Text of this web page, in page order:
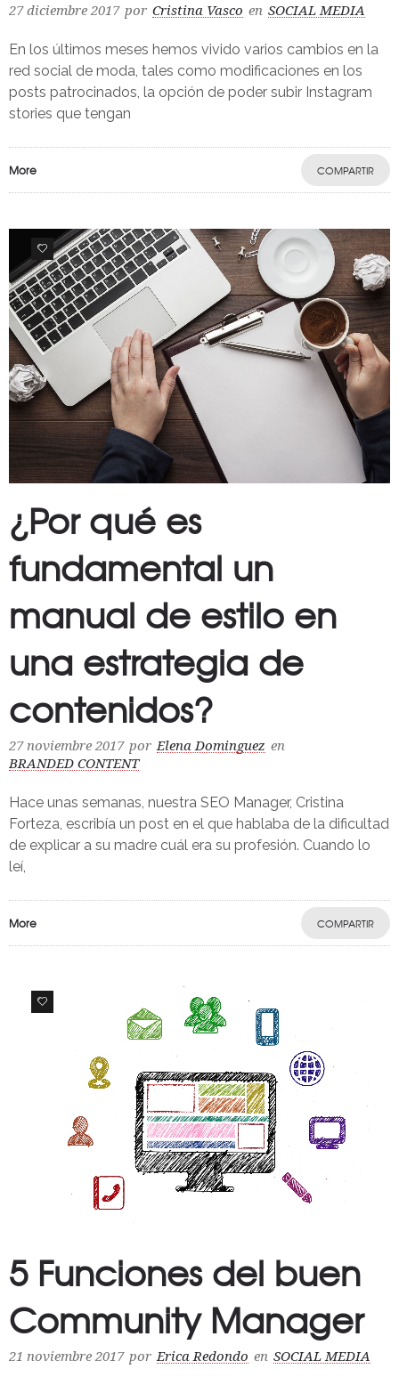
27 diciembre 2017 por Cristina Vasco en SOCIAL MEDIA
En los últimos meses hemos vivido varios cambios en la
red social de moda, tales como modificaciones en los
posts patrocinados, la opción de poder subir Instagram
stories que tengan
More COMPARTIR
0
¿Por qué es
fundamental un
manual de estilo en
una estrategia de
contenidos?
27 noviembre 2017 por Elena Dominguez en
BRANDED CONTENT
Hace unas semanas, nuestra SEO Manager, Cristina
Forteza, escribía un post en el que hablaba de la dificultad
de explicar a su madre cuál era su profesión. Cuando lo
leí,
More COMPARTIR
0
5 Funciones del buen
Community Manager
21 noviembre 2017 por Erica Redondo en SOCIAL MEDIA